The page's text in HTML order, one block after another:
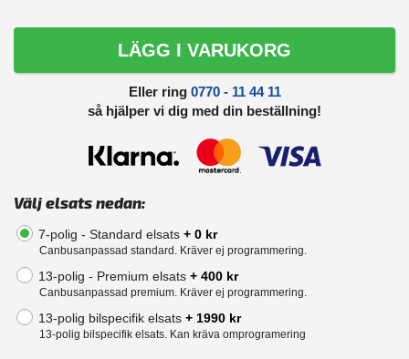
LÄGG I VARUKORG
Eller ring 0770 - 11 44 11
så hjälper vi dig med din beställning!
Välj elsats nedan:
7-polig - Standard elsats + 0 kr
Canbusanpassad standard. Kräver ej programmering.
13-polig - Premium elsats + 400 kr
Canbusanpassad premium. Kräver ej programmering.
13-polig bilspecifik elsats + 1990 kr
13-polig bilspecifik elsats. Kan kräva omprogramering